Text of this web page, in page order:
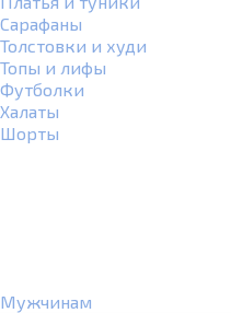
Сарафаны
Толстовки и худи
Топы и лифы
Футболки
Халаты
Шорты
Мужчинам